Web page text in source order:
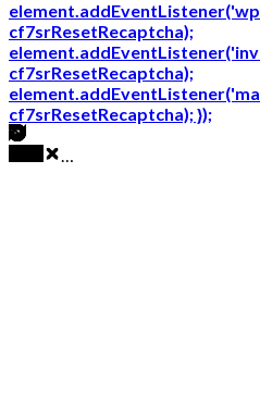
cf7srResetRecaptcha);
cf7srResetRecaptcha);
cf7srResetRecaptcha); });
…